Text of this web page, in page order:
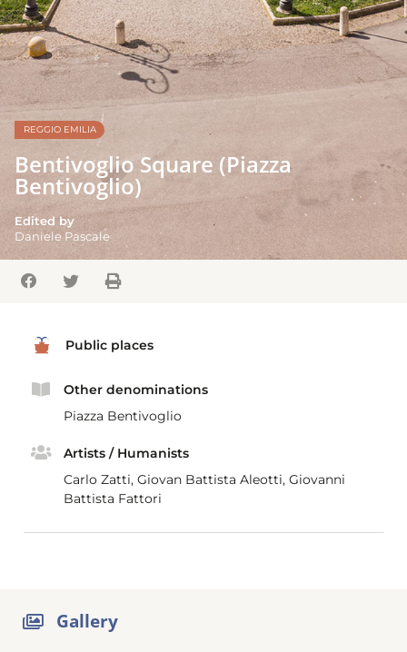
REGGIO EMILIA
Bentivoglio Square (Piazza
Bentivoglio)
Edited by
Daniele Pascale
Public places
Other denominations
Piazza Bentivoglio
Artists / Humanists
Carlo Zatti, Giovan Battista Aleotti, Giovanni
Battista Fattori
Gallery